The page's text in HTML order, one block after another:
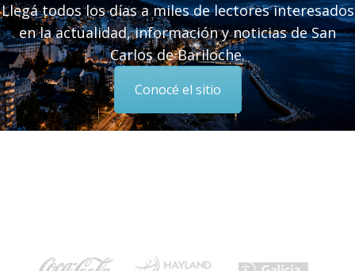
Llegá todos los días a miles de lectores interesados
en la actualidad, información y noticias de San
Carlos de Bariloche.
Conocé el sitio